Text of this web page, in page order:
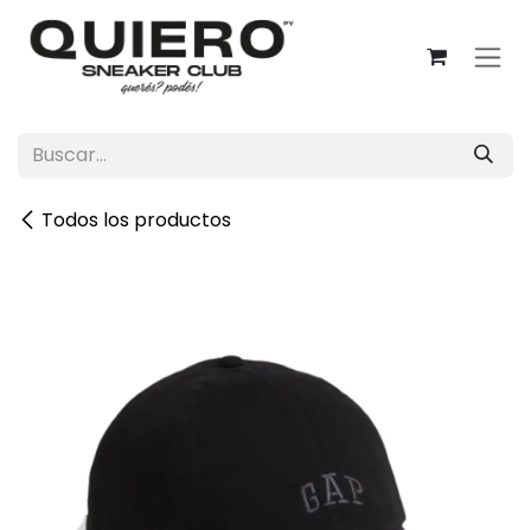
Ir al contenido
Todos los productos